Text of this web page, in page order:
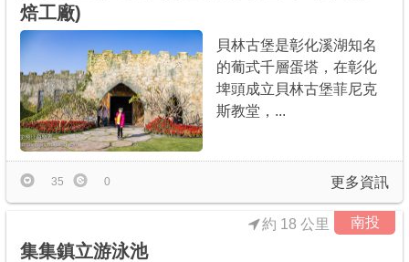
焙工廠)
貝林古堡是彰化溪湖知名
的葡式千層蛋塔，在彰化
埤頭成立貝林古堡菲尼克
斯教堂，...
更多資訊
35 0
南投
集集鎮立游泳池
約 18 公里